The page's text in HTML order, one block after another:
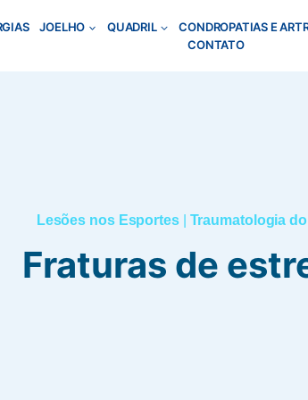
JOELHO QUADRIL CONDROPATIAS E
CONTATO
Lesões nos Esportes| Traumatologia
Fraturas de